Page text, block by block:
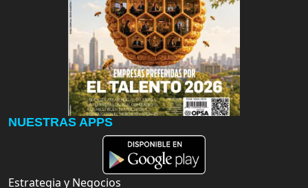
NUESTRAS APPS
Estrategia y Negocios